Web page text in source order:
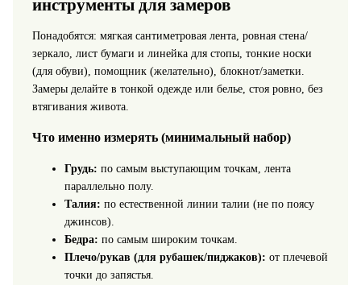
инструменты для замеров
Понадобятся: мягкая сантиметровая лента, ровная стена/
зеркало, лист бумаги и линейка для стопы, тонкие носки
(для обуви), помощник (желательно), блокнот/заметки.
Замеры делайте в тонкой одежде или белье, стоя ровно, без
втягивания живота.
Что именно измерять (минимальный набор)
Грудь: по самым выступающим точкам, лента
параллельно полу.
Талия: по естественной линии талии (не по поясу
джинсов).
Бедра: по самым широким точкам.
Плечо/рукав (для рубашек/пиджаков): от плечевой
точки до запястья.